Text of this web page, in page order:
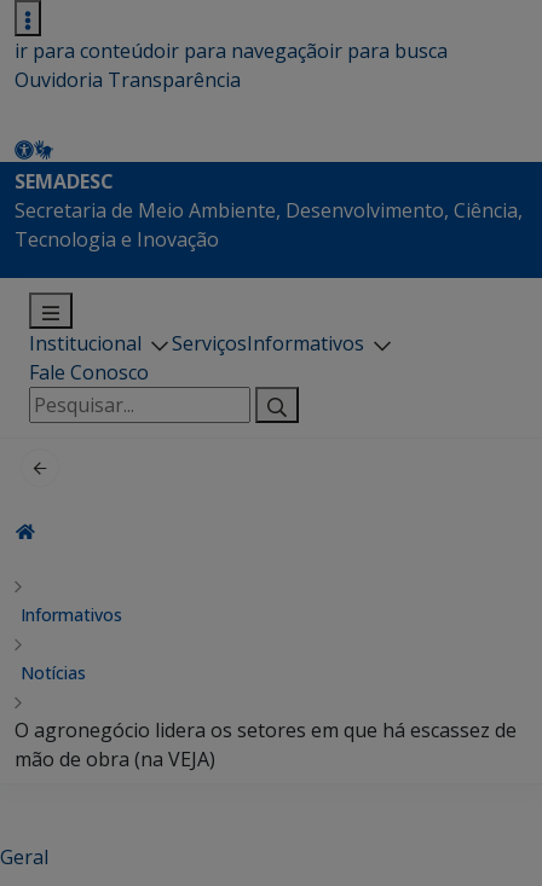
ir para conteúdoir para navegaçãoir para busca
Ouvidoria Transparência
SEMADESC
Secretaria de Meio Ambiente, Desenvolvimento, Ciência,
Tecnologia e Inovação
Institucional ServiçosInformativos
Fale Conosco
Pesquisar
por:
Informativos
Notícias
O agronegócio lidera os setores em que há escassez de
mão de obra (na VEJA)
Geral